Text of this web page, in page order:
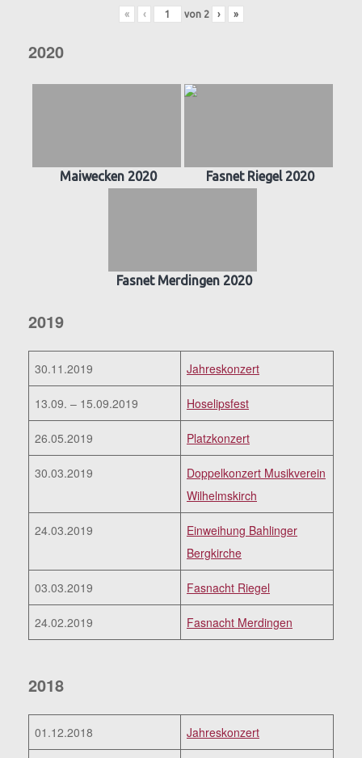
« ‹ von 2 › »
2020
Maiwecken 2020 Fasnet Riegel 2020
Fasnet Merdingen 2020
2019
30.11.2019 Jahreskonzert
13.09. – 15.09.2019 Hoselipsfest
26.05.2019 Platzkonzert
30.03.2019
Doppelkonzert Musikverein
Wilhelmskirch
24.03.2019
Einweihung Bahlinger
Bergkirche
03.03.2019 Fasnacht Riegel
24.02.2019 Fasnacht Merdingen
2018
01.12.2018 Jahreskonzert